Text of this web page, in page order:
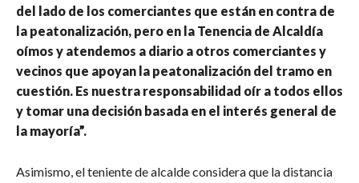
del lado de los comerciantes que están en contra de
la peatonalización, pero en la Tenencia de Alcaldía
oímos y atendemos a diario a otros comerciantes y
vecinos que apoyan la peatonalización del tramo en
cuestión. Es nuestra responsabilidad oír a todos ellos
y tomar una decisión basada en el interés general de
la mayoría”.
Asimismo, el teniente de alcalde considera que la distancia